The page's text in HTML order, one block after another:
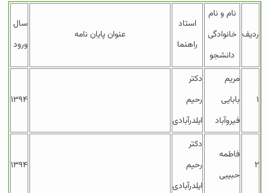
ردیف
نام و نام
خانوادگی
دانشجو
استاد
راهنما
عنوان پایان نامه
سال
ورود
۱
مریم
بابایی
فیروآباد
دکتر
رحیم
ایلدرآبادی
۱۳۹۴
۲
فاطمه
حبیبی
دکتر
رحیم
ایلدرآبادی
۱۳۹۴